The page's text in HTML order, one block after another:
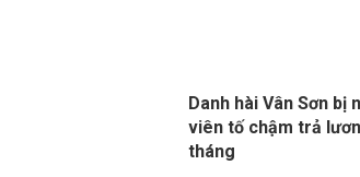
Danh hài Vân Sơn bị
viên tố chậm trả
tháng